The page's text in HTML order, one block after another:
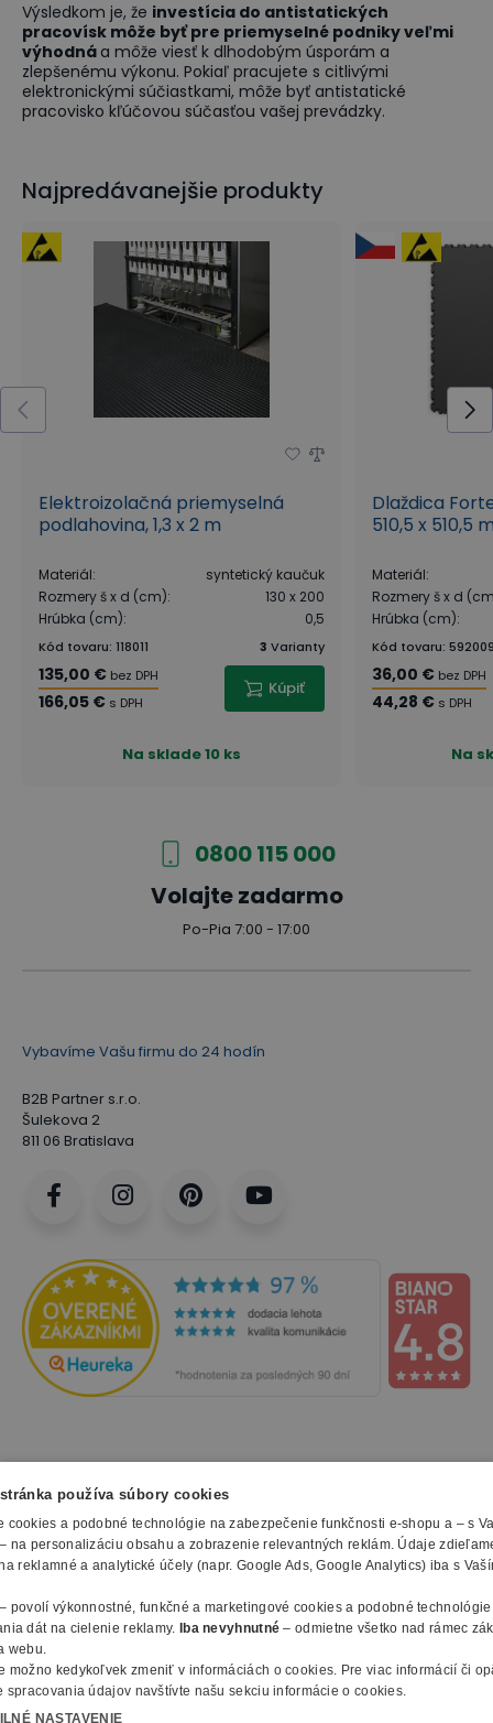
Výsledkom je, že investícia do antistatických
pracovísk môže byť pre priemyselné podniky veľmi
výhodnáa môže viesť k dlhodobým úsporám a
zlepšenému výkonu. Pokiaľ pracujete s citlivými
elektronickými súčiastkami, môže byť antistatické
pracovisko kľúčovou súčasťou vašej prevádzky.
Najpredávanejšie produkty
Elektroizolačná priemyselná
podlahovina, 1,3 x 2 m
Materiál:
syntetický kaučuk
Rozmery š x d (cm):
130 x 200
Hrúbka (cm): 0,5
Kód tovaru: 118011 3 Varianty
135,00 € bez DPH
166,05 € s DPH
Kúpiť
Na sklade10 ks
Dlaždica
510,5 x 510,5
Materiál:
Rozmery š x d
Hrúbka (cm):
Kód tovaru:
36,00 € bez DPH
44,28 € s DPH
Na
0800 115 000
Volajte zadarmo
Po-Pia 7:00 - 17:00
Vybavíme Vašu firmu do 24 hodín
B2B Partner s.r.o.
Šulekova 2
811 06 Bratislava
NAKUPOVANIE
Všetko o nákupe
Obchodné podmienky
Spôsoby platby
Záruky, servis a reklamácie
Ochrana osobných údajov
Informácie o cookies
SLUŽBY
Reklamačný formulár
E-procurement
Vlastná výroba nábytku
Vyhlásenie o prístupnosti
O FIRME
O nás
Kontakty
Členstvo v organizáciach
© 2010 - 2026 B2B Partner s.r.o. - Všetky práva vyhradené.
používa súbory cookies
cookies a podobné technológie na zabezpečenie funkčnosti e-shopu a – s
na personalizáciu obsahu a zobrazenie relevantných reklám. Údaje
reklamné a analytické účely (napr. Google Ads, Google Analytics) iba s
povolí výkonnostné, funkčné a marketingové cookies a podobné
dát na cielenie reklamy.
Iba nevyhnutné – odmietne všetko nad rámec
webu.
možno kedykoľvek zmeniť v informáciách o cookies. Pre viac informácií či
spracovania údajov navštívte našu sekciu informácie o cookies.
NASTAVENIE